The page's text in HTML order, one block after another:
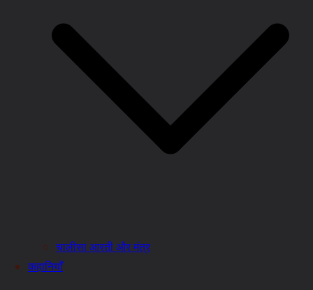
चालीसा आरती और मंत्र
कहानियाँ